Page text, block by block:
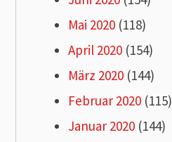
Mai 2020 (118)
April 2020 (154)
März 2020 (144)
Februar 2020 (115)
Januar 2020 (144)